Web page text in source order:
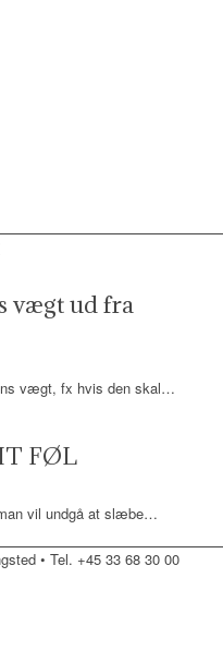
vægt ud fra
vægt, fx hvis den skal…
FØL
vil undgå at slæbe…
• Tel. +45 33 68 30 00